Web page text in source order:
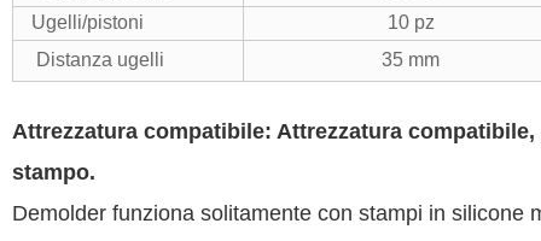
Ugelli/pistoni
10 pz
Distanza ugelli
35 mm
Attrezzatura compatibile: Attrezzatura
stampo.
Demolder funziona solitamente con stampi in silicone